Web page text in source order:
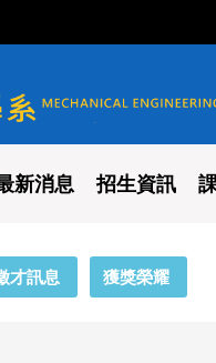
機械工程學系
新消息 招生資訊
才訊息 獲獎榮耀